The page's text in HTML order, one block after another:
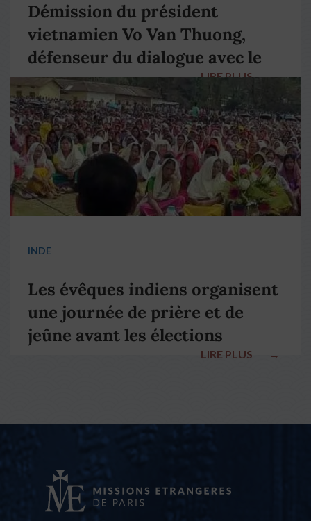
Démission du président
vietnamien Vo Van Thuong,
défenseur du dialogue avec le
pape François
LIRE PLUS →
INDE
Les évêques indiens organisent
une journée de prière et de
jeûne avant les élections
LIRE PLUS →